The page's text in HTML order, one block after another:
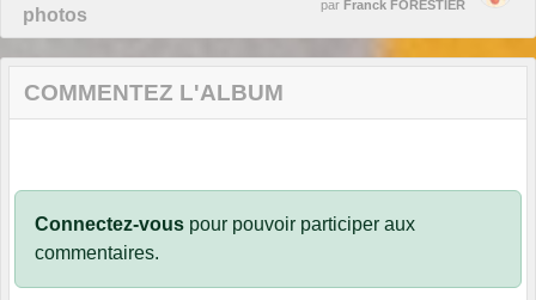
photos
par Franck FORESTIER
COMMENTEZ L'ALBUM
Connectez-vous pour pouvoir participer aux
commentaires.